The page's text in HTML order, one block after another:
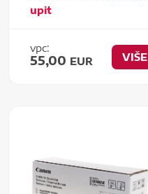
upit
vpc:
55,00 EUR VIŠE